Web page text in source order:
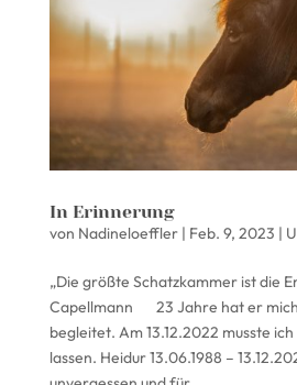
In Erinnerung
von Nadineloeffler| Feb. 9, 2023 |
„Die größte Schatzkammer ist die
Capellmann 23 Jahre hat er mich
begleitet. Am 13.12.2022 musste
lassen. Heidur 13.06.1988 –